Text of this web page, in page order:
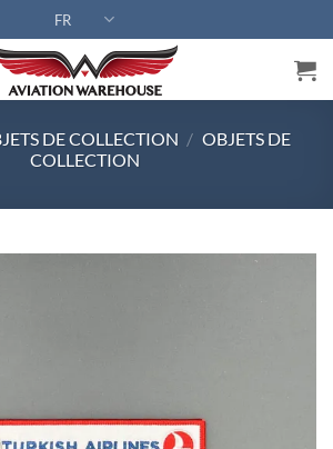
FR
DE COLLECTION / OBJETS DE
COLLECTION